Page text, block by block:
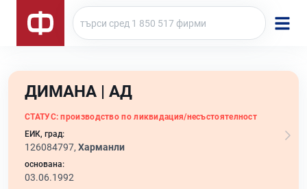
ДИМАНА | АД
СТАТУС: производство по ликвидация/несъстоятелност
ЕИК, град:
126084797, Харманли
основана:
03.06.1992